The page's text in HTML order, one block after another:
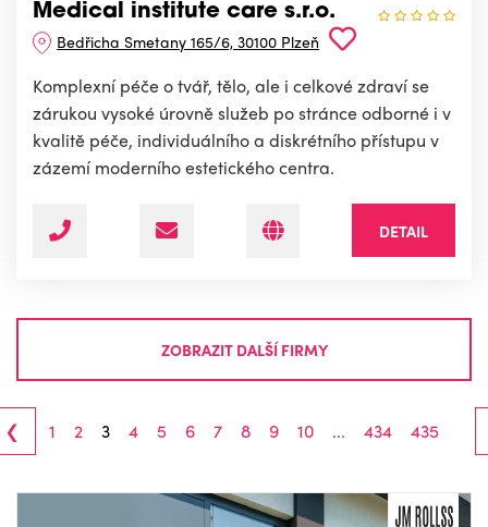
Medical institute care s.r.o.
Bedřicha Smetany 165/6, 30100 Plzeň
Komplexní péče o tvář, tělo, ale i celkové zdraví se
zárukou vysoké úrovně služeb po stránce odborné i v
kvalitě péče, individuálního a diskrétního přístupu v
zázemí moderního estetického centra.
DETAIL
ZOBRAZIT DALŠÍ FIRMY
‹ 1 2 3 4 5 6 7 8 9 10 ... 434 435